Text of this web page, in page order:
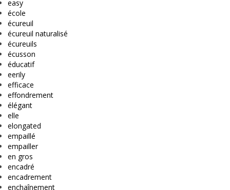
easy
école
écureuil
écureuil naturalisé
écureuils
écusson
éducatif
eerily
efficace
effondrement
élégant
elle
elongated
empaillé
empailler
en gros
encadré
encadrement
enchaînement